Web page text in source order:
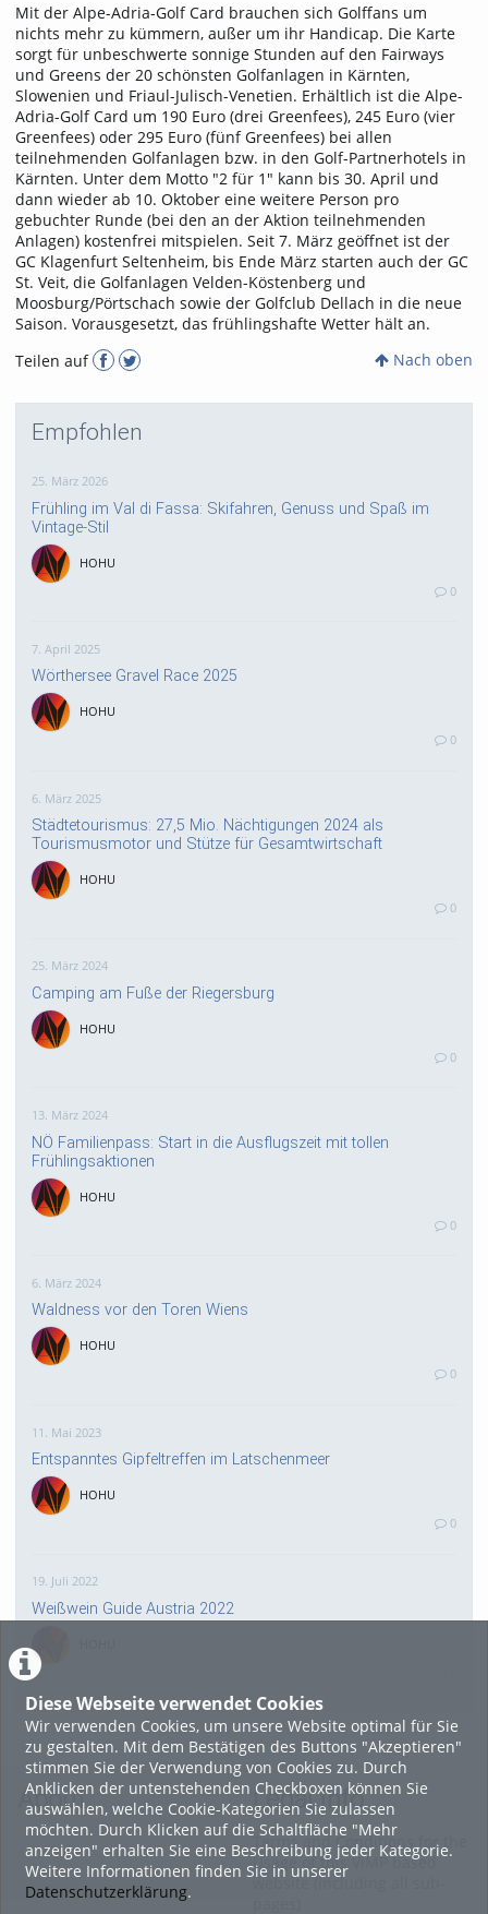
Diese Webseite verwendet Cookies
Wir verwenden Cookies, um unsere Website optimal für Sie
zu gestalten. Mit dem Bestätigen des Buttons "Akzeptieren"
stimmen Sie der Verwendung von Cookies zu. Durch
Anklicken der untenstehenden Checkboxen können Sie
auswählen, welche Cookie-Kategorien Sie zulassen
möchten. Durch Klicken auf die Schaltfläche "Mehr
anzeigen" erhalten Sie eine Beschreibung jeder Kategorie.
Weitere Informationen finden Sie in unserer
Datenschutzerklärung.
Mit der Alpe-Adria-Golf Card brauchen sich Golffans um
nichts mehr zu kümmern, außer um ihr Handicap. Die Karte
sorgt für unbeschwerte sonnige Stunden auf den Fairways
und Greens der 20 schönsten Golfanlagen in Kärnten,
Slowenien und Friaul-Julisch-Venetien. Erhältlich ist die Alpe-
Adria-Golf Card um 190 Euro (drei Greenfees), 245 Euro (vier
Greenfees) oder 295 Euro (fünf Greenfees) bei allen
teilnehmenden Golfanlagen bzw. in den Golf-Partnerhotels in
Kärnten. Unter dem Motto "2 für 1" kann bis 30. April und
dann wieder ab 10. Oktober eine weitere Person pro
gebuchter Runde (bei den an der Aktion teilnehmenden
Anlagen) kostenfrei mitspielen. Seit 7. März geöffnet ist der
GC Klagenfurt Seltenheim, bis Ende März starten auch der GC
St. Veit, die Golfanlagen Velden-Köstenberg und
Moosburg/Pörtschach sowie der Golfclub Dellach in die neue
Saison. Vorausgesetzt, das frühlingshafte Wetter hält an.
Teilen auf
Nach oben
Empfohlen
25. März 2026
Frühling im Val di Fassa: Skifahren, Genuss und Spaß im
Vintage-Stil
HOHU
0
7. April 2025
Wörthersee Gravel Race 2025
HOHU
0
6. März 2025
Städtetourismus: 27,5 Mio. Nächtigungen 2024 als
Tourismusmotor und Stütze für Gesamtwirtschaft
HOHU
0
25. März 2024
Camping am Fuße der Riegersburg
HOHU
0
13. März 2024
NÖ Familienpass: Start in die Ausflugszeit mit tollen
Frühlingsaktionen
HOHU
0
6. März 2024
Waldness vor den Toren Wiens
HOHU
0
11. Mai 2023
Entspanntes Gipfeltreffen im Latschenmeer
HOHU
0
19. Juli 2022
Weißwein Guide Austria 2022
16. Mai 2022
neuer Test-Newsbeitrag
HOHU
9. Mai 2022
¨Haager Lies reloaded“ - der neue Top-Radweg in OÖ
About Legal Info
Terms and Conditions for the
Usage of this ViMP based
website (including all sub-